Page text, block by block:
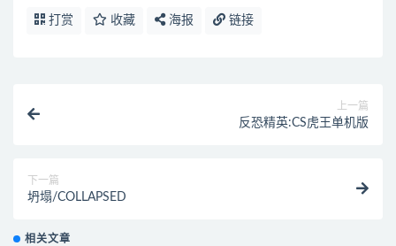
打赏 收藏 海报 链接
上一篇
反恐精英:CS虎王单机版
下一篇
坍塌/COLLAPSED
相关文章